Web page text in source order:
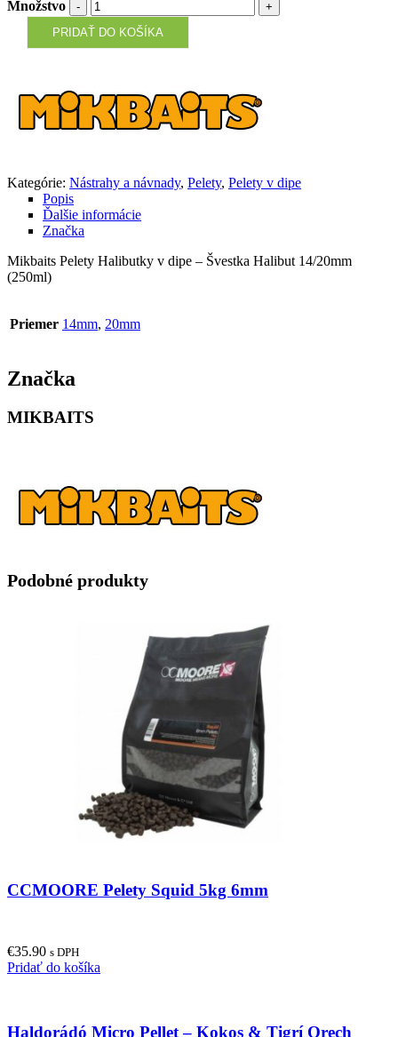
Množstvo
PRIDAŤ DO KOŠÍKA
Kategórie: Nástrahy a návnady, Pelety, Pelety v dipe
Popis
Ďalšie informácie
Značka
Mikbaits Pelety Halibutky v dipe – Švestka Halibut 14/20mm
(250ml)
Priemer 14mm, 20mm
Značka
MIKBAITS
Podobné produkty
CCMOORE Pelety Squid 5kg 6mm
€35.90 s DPH
Pridať do košíka
Haldorádó Micro Pellet – Kokos & Tigrí Orech